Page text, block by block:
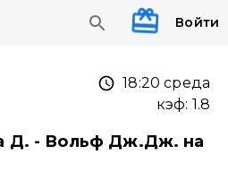
Войти
18:20 среда
кэф: 1.8
Д. - Вольф Дж.Дж. на